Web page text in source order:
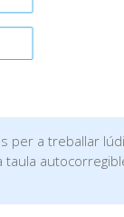
per a treballar
taula